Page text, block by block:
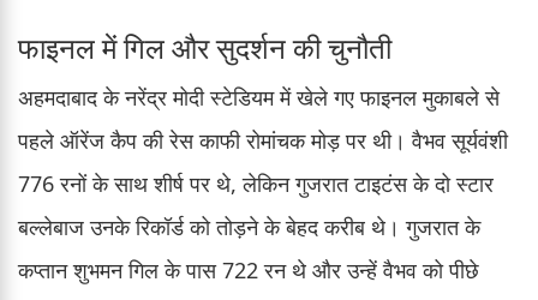
फाइनल में गिल और सुदर्शन की चुनौती
अहमदाबाद के नरेंद्र मोदी स्टेडियम में खेले गए फाइनल मुकाबले से
पहले ऑरेंज कैप की रेस काफी रोमांचक मोड़ पर थी। वैभव सूर्यवंशी
776 रनों के साथ शीर्ष पर थे, लेकिन गुजरात टाइटंस के दो स्टार
बल्लेबाज उनके रिकॉर्ड को तोड़ने के बेहद करीब थे। गुजरात के
कप्तान शुभमन गिल के पास 722 रन थे और उन्हें वैभव को पीछे